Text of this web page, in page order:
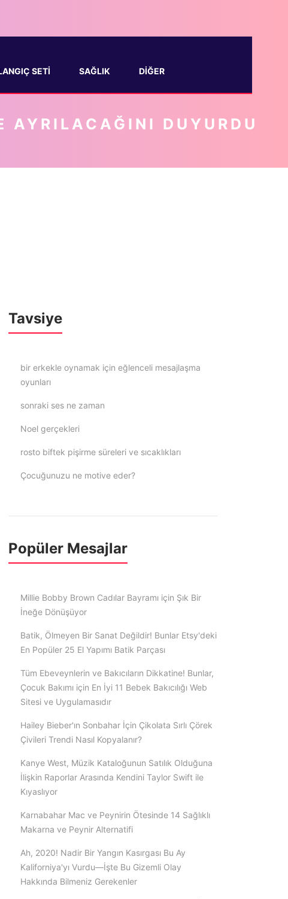
​​SETI SAĞLIK DIĞER
AYRILACAĞINI DUYURDU
Tavsiye
bir erkekle oynamak için eğlenceli mesajlaşma
oyunları
sonraki ses ne zaman
Noel gerçekleri
rosto biftek pişirme süreleri ve sıcaklıkları
Çocuğunuzu ne motive eder?
Popüler Mesajlar
Millie Bobby Brown Cadılar Bayramı için Şık Bir
İneğe Dönüşüyor
Batik, Ölmeyen Bir Sanat Değildir! Bunlar Etsy'deki
En Popüler 25 El Yapımı Batik Parçası
Tüm Ebeveynlerin ve Bakıcıların Dikkatine! Bunlar,
Çocuk Bakımı için En İyi 11 Bebek Bakıcılığı Web
Sitesi ve Uygulamasıdır
Hailey Bieber'ın Sonbahar İçin Çikolata Sırlı Çörek
Çivileri Trendi Nasıl Kopyalanır?
Kanye West, Müzik Kataloğunun Satılık Olduğuna
İlişkin Raporlar Arasında Kendini Taylor Swift ile
Kıyaslıyor
Karnabahar Mac ve Peynirin Ötesinde 14 Sağlıklı
Makarna ve Peynir Alternatifi
Ah, 2020! Nadir Bir Yangın Kasırgası Bu Ay
Kaliforniya'yı Vurdu—İşte Bu Gizemli Olay
Hakkında Bilmeniz Gerekenler